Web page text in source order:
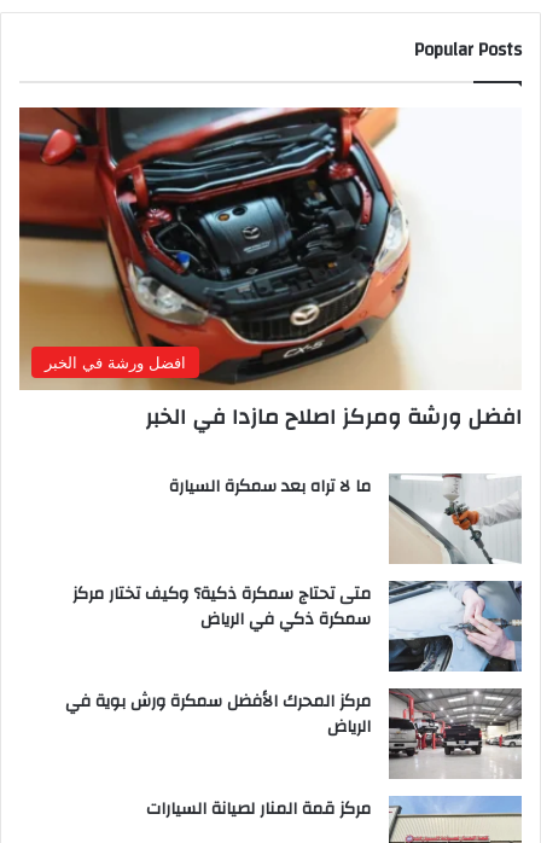
Popular Posts
افضل ورشة في الخبر
افضل ورشة ومركز اصلاح مازدا في الخبر
ما لا تراه بعد سمكرة السيارة
متى تحتاج سمكرة ذكية؟ وكيف تختار مركز
سمكرة ذكي في الرياض
مركز المحرك الأفضل سمكرة ورش بوية في
الرياض
مركز قمة المنار لصيانة السيارات